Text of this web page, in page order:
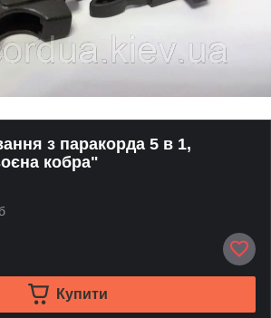
з паракорда 5 в 1,
кобра"
Купити